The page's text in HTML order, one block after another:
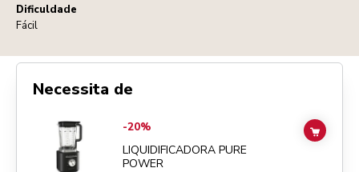
Dificuldade
Fácil
Necessita de
Go toLiquidificadora Pure Power
-20%
LIQUIDIFICADORA PURE
POWER
ADD